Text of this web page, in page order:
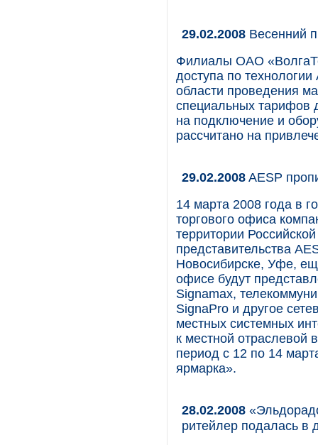
29.02.2008 Весенний
Филиалы ОАО
доступа по
области проведения
специальных тарифов
на подключение и
рассчитано на
29.02.2008AESP
14 марта 2008 года в
торгового офиса
территории
представительства
Новосибирске, Уфе,
офисе будут
Signamax,
SignaPro и другое
местных системных
к местной отраслевой
период с 12 по 14
ярмарка».
28.02.2008
ритейлер подалась в